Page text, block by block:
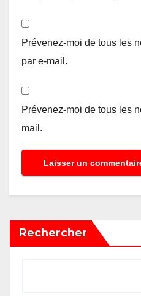
Prévenez-moi de tous les
par e-mail.
Prévenez-moi de tous les
mail.
Rechercher